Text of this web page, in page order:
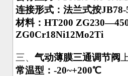
连接形式：法兰式按JB78-
材料：HT200
ZG0Cr18Ni12Mo2Ti
三、 气动薄膜三通调节阀
常温型：-20~+200℃